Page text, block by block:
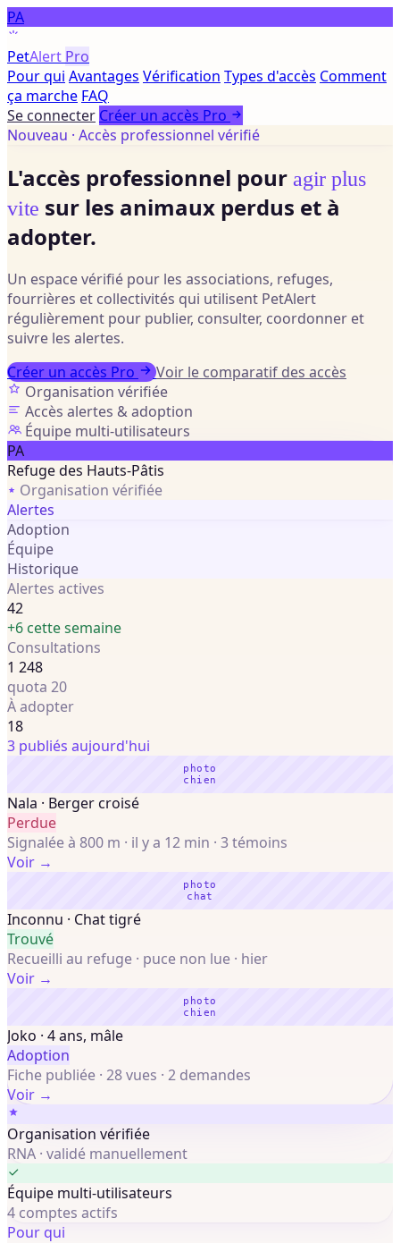
PA
PetAlert Pro
Pour qui Avantages Vérification Types d'accès Comment
ça marche FAQ
Se connecter Créer un accès Pro
Nouveau · Accès professionnel vérifié
L'accès professionnel pour agir plus
vite sur les animaux perdus et à
adopter.
Un espace vérifié pour les associations, refuges,
fourrières et collectivités qui utilisent PetAlert
régulièrement pour publier, consulter, coordonner et
suivre les alertes.
Créer un accès Pro
Voir le comparatif des accès
Organisation vérifiée
Accès alertes & adoption
Équipe multi-utilisateurs
PA
Refuge des Hauts-Pâtis
Organisation vérifiée
Alertes
Adoption
Équipe
Historique
Alertes actives
42
+6 cette semaine
Consultations
1 248
quota 20
À adopter
18
3 publiés aujourd'hui
photo
chien
Nala · Berger croisé
Perdue
Signalée à 800 m · il y a 12 min · 3 témoins
Voir →
photo
chat
Inconnu · Chat tigré
Trouvé
Recueilli au refuge · puce non lue · hier
Voir →
photo
chien
Joko · 4 ans, mâle
Adoption
Fiche publiée · 28 vues · 2 demandes
Voir →
Organisation vérifiée
RNA · validé manuellement
Équipe multi-utilisateurs
4 comptes actifs
Pour qui